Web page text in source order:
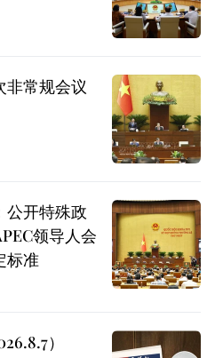
非常规会议
公开特殊政
领导人会
标准
）